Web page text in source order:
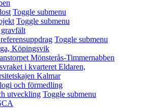
Toggle submenu
Toggle submenu
Toggle submenu
Köpingsvik
Mönsterås-Timmernabben
i kvarteret Eldaren,
Kalmar
och förmedling
utveckling Toggle submenu